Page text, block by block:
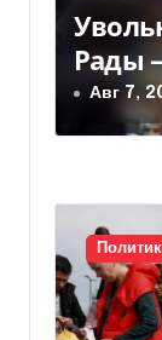
з
а
п
и
с
я
Рады
лет
Авг 7,